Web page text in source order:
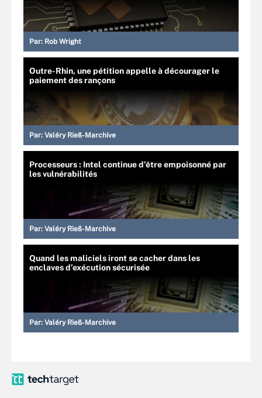
Par: Rob Wright
Outre-Rhin, une pétition appelle à décourager le
paiement des rançons
Par: Valéry Rieß-Marchive
Processeurs : Intel continue d’être empoisonné par
les vulnérabilités
Par: Valéry Rieß-Marchive
Quand les maliciels iront se cacher dans les
enclaves d’exécution sécurisée
Par: Valéry Rieß-Marchive